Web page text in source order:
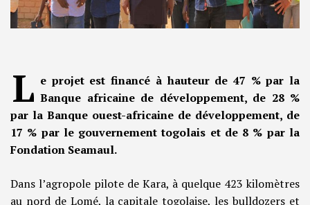
L e projet est financé à hauteur de 47 % par la
Banque africaine de développement, de 28 %
par la Banque ouest-africaine de développement, de
17 % par le gouvernement togolais et de 8 % par la
Fondation Seamaul.
Dans l’agropole pilote de Kara, à quelque 423 kilomètres
au nord de Lomé, la capitale togolaise, les bulldozers et